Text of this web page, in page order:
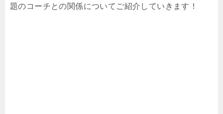
題のコーチとの関係についてご紹介していきます！